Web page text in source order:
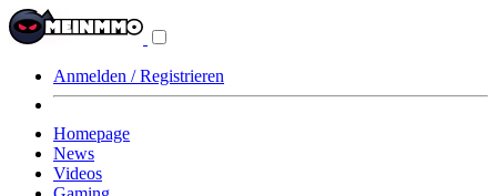
Anmelden / Registrieren
Homepage
News
Videos